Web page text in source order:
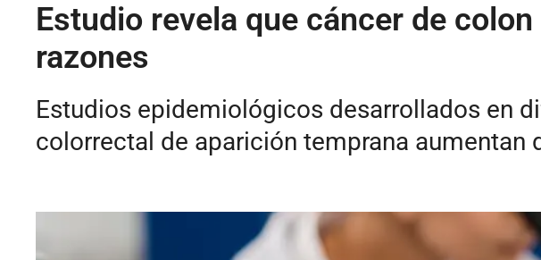
Estudio revela que cáncer de
razones
Estudios epidemiológicos desarrollados en
colorrectal de aparición temprana aumentan